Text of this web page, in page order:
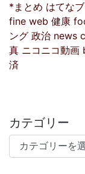
*まとめ はてな
fine web 健康
ング 政治 news
真 ニコニコ動画
済
カテゴリー
カテゴリー